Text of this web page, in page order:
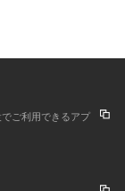
ご利用できるアプ